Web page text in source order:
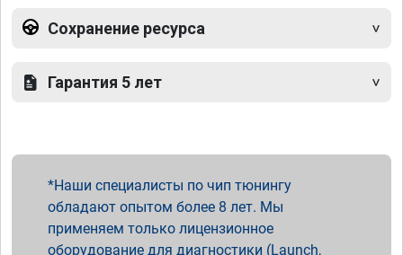
Сохранение ресурса
Гарантия 5 лет
Наши специалисты по чип тюнингу
обладают опытом более 8 лет. Мы
применяем только лицензионное
оборудование для диагностики (Launch,